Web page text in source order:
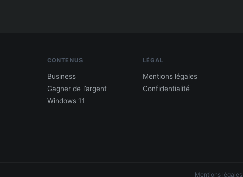
CONTENUS
Business
Gagner de l’argent
Windows 11
LÉGAL
Mentions légales
Confidentialité
Mentions légales